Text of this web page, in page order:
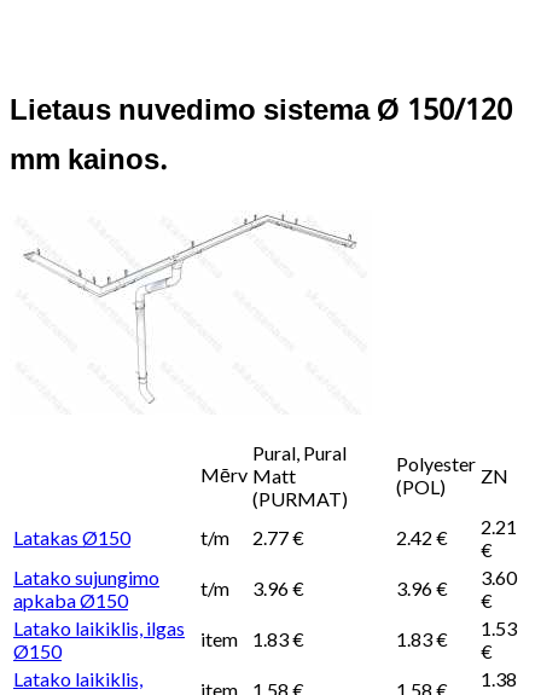
Lietaus nuvedimo sistema Ø 150/120
mm kainos.
Mērv
Pural, Pural
Matt
(PURMAT)
Polyester
(POL)
ZN
Latakas Ø150 t/m 2.77 € 2.42 €
2.21
€
Latako sujungimo
apkaba Ø150
t/m 3.96 € 3.96 €
3.60
€
Latako laikiklis, ilgas
Ø150
item 1.83 € 1.83 €
1.53
€
Latako laikiklis,
item 1.58 € 1.58 €
1.38